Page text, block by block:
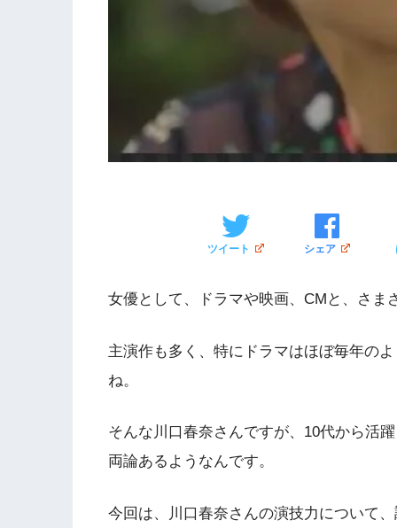
ツイート シェア
女優として、ドラマや映画、CMと、さま
主演作も多く、特にドラマはほぼ毎年の
ね。
そんな川口春奈さんですが、10代から活
両論あるようなんです。
今回は、川口春奈さんの演技力について